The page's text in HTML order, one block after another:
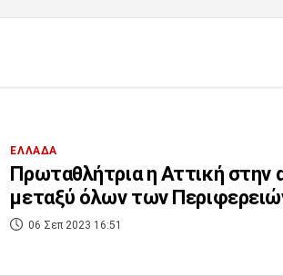
ΕΛΛΑΔΑ
Πρωταθλήτρια η Αττική
μεταξύ όλων των
06 Σεπ 2023 16:51